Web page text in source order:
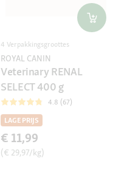
4 Verpakkingsgroottes
ROYAL CANIN
Veterinary RENAL
SELECT 400 g
4.8 (67)
LAGE PRIJS
€ 11,99
(€ 29,97/kg)